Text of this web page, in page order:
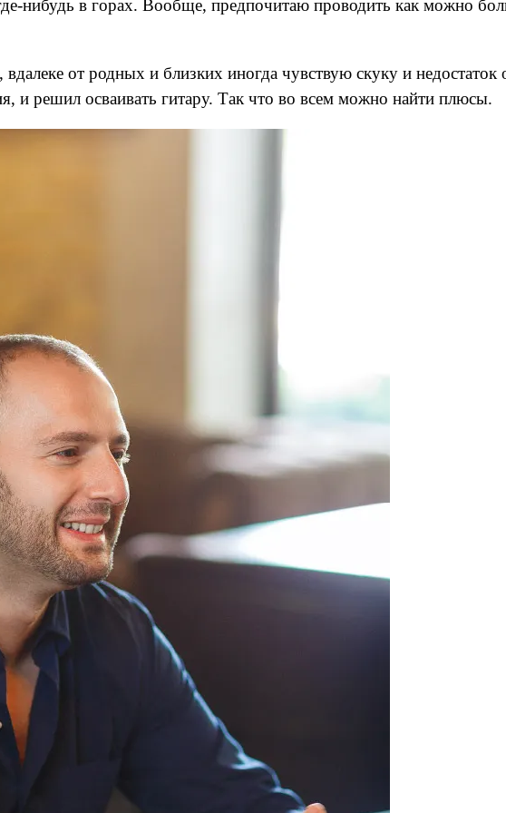
нибудь в горах. Вообще, предпочитаю проводить как можно
вдалеке от родных и близких иногда чувствую скуку и
и решил осваивать гитару. Так что во всем можно найти плюсы.